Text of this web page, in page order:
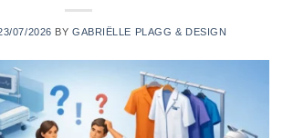
07/2026 BY GABRIËLLE PLAGG & DESIGN